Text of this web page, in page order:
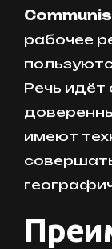
рабочее
Речь идёт
имеют